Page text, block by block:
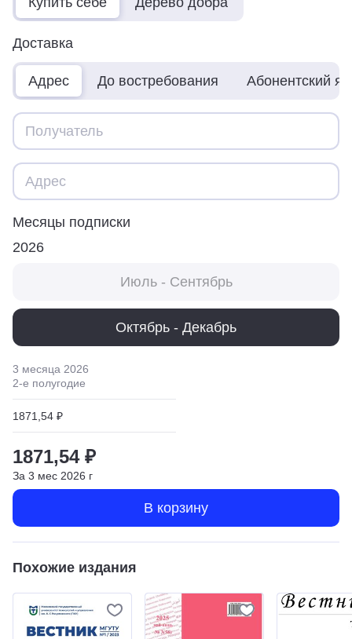
Доставка
Адрес До востребования Абонентский
Месяцы подписки
2026
Июль - Сентябрь
Октябрь - Декабрь
3 месяца 2026
2-е полугодие
1871,54 ₽
1871,54 ₽
За 3 мес 2026 г
В корзину
Похожие издания